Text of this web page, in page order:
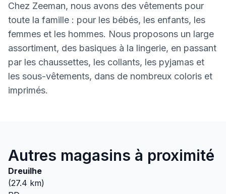
Chez Zeeman, nous avons des vêtements pour
toute la famille : pour les bébés, les enfants, les
femmes et les hommes. Nous proposons un large
assortiment, des basiques à la lingerie, en passant
par les chaussettes, les collants, les pyjamas et
les sous-vêtements, dans de nombreux coloris et
imprimés.
Autres magasins à proximité
Dreuilhe
(27.4 km)